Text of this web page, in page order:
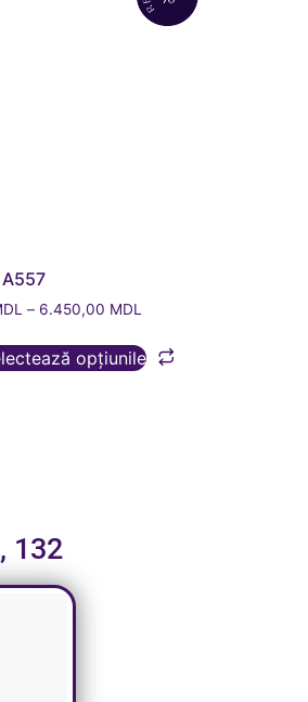
A557
– 6.450,00 MDL
opțiunile
132